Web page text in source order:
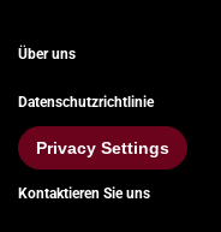
Über uns
Datenschutzrichtlinie
Privacy Settings
Kontaktieren Sie uns